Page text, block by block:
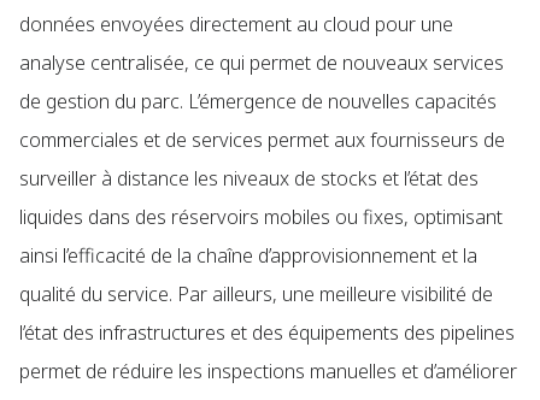
données envoyées directement au cloud pour une
analyse centralisée, ce qui permet de nouveaux services
de gestion du parc. L’émergence de nouvelles capacités
commerciales et de services permet aux fournisseurs de
surveiller à distance les niveaux de stocks et l’état des
liquides dans des réservoirs mobiles ou fixes, optimisant
ainsi l’efficacité de la chaîne d’approvisionnement et la
qualité du service. Par ailleurs, une meilleure visibilité de
l’état des infrastructures et des équipements des pipelines
permet de réduire les inspections manuelles et d’améliorer